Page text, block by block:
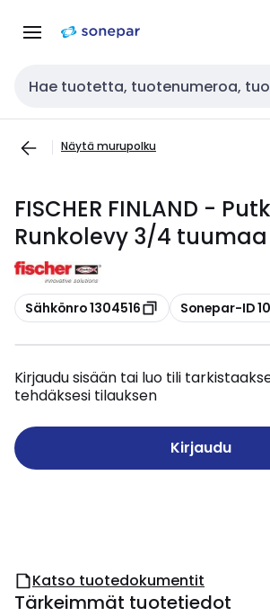
navigointiinsisältöön
Haku
Näytä murupolku
FISCHER FINLAND -
Runkolevy 3/4 tuumaa
Kopioi
Sähkönro 1304516 Kopioi
Sonepar-ID
Kirjaudu sisään tai luo tili
tehdäksesi tilauksen
Kirjaudu
Katso tuotedokumentit
Tärkeimmät tuotetiedot